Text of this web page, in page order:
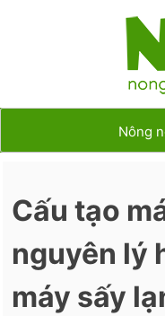
Nông
Cấu tạo
nguyên lý
máy sấy